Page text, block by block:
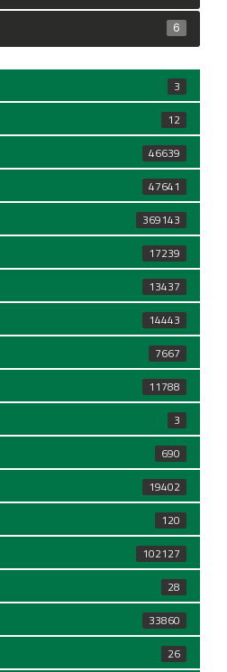
6
3
12
46639
47641
369143
17239
13437
14443
7667
11788
3
690
19402
120
102127
28
33860
26